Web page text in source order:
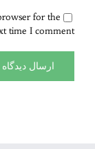
for the
time I comment.